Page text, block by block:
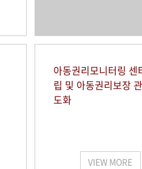
아동권리모니터링 센
립 및 아동권리보장
도화
VIEW MORE